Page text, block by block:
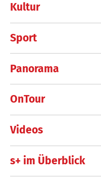
Kultur
Sport
Panorama
OnTour
Videos
s+ im Überblick